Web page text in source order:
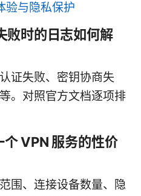
验与隐私保护
败时的日志如何解
证失败、密钥协商失
。对照官方文档逐项排
VPN 服务的性价
围、连接设备数量、隐